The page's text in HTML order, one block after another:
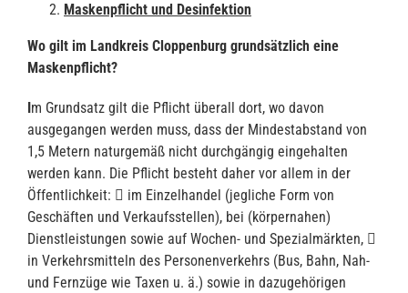
Maskenpflicht und Desinfektion
Wo gilt im Landkreis Cloppenburg grundsätzlich eine
Maskenpflicht?
m Grundsatz gilt die Pflicht überall dort, wo davon
ausgegangen werden muss, dass der Mindestabstand von
1,5 Metern naturgemäß nicht durchgängig eingehalten
werden kann. Die Pflicht besteht daher vor allem in der
Öffentlichkeit:  im Einzelhandel (jegliche Form von
Geschäften und Verkaufsstellen), bei (körpernahen)
Dienstleistungen sowie auf Wochen- und Spezialmärkten, 
in Verkehrsmitteln des Personenverkehrs (Bus, Bahn, Nah-
und Fernzüge wie Taxen u. ä.) sowie in dazugehörigen